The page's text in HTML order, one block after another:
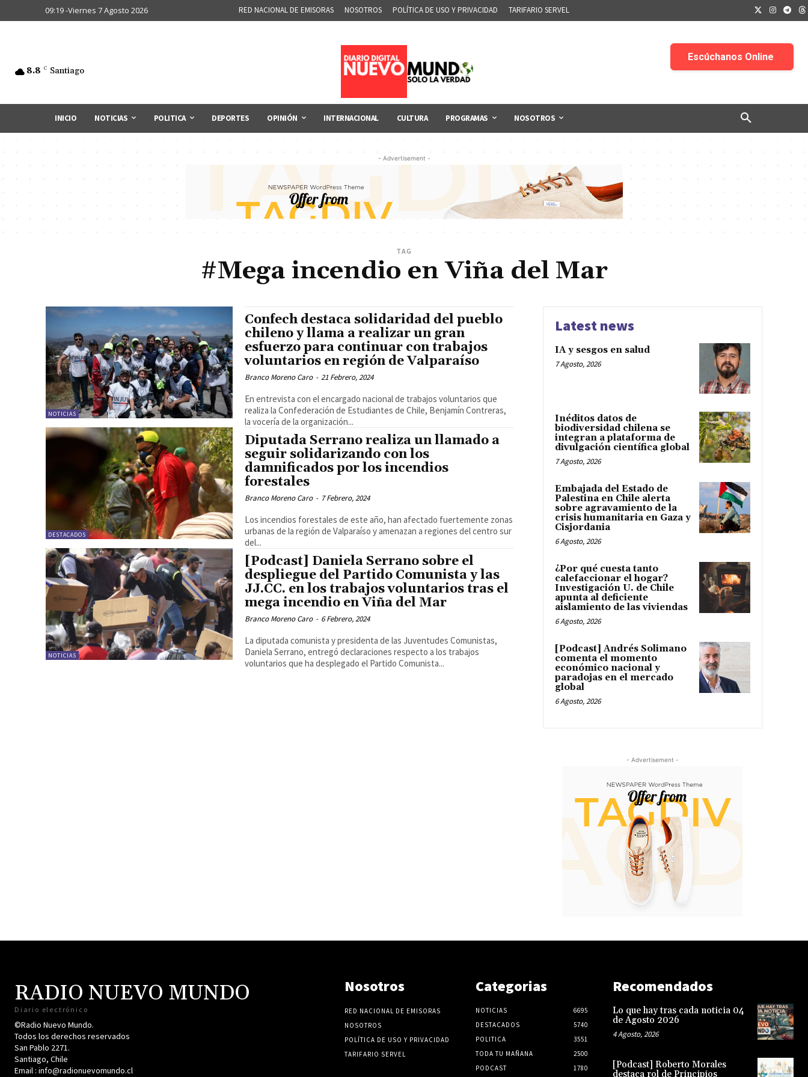
09:19 -Viernes 7 Agosto 2026 RED NACIONAL DE EMISORAS NOSOTROS POLÍTICA DE USO Y PRIVACIDAD TARIFARIO SERVEL
8.8 C Santiago
INICIO NOTICIAS POLITICA DEPORTES OPINIÓN INTERNACIONAL CULTURA PROGRAMAS NOSOTROS
- Advertisement -
TAG
#Mega incendio en Viña del Mar
NOTICIAS
Confech destaca solidaridad del pueblo
chileno y llama a realizar un gran
esfuerzo para continuar con trabajos
voluntarios en región de Valparaíso
Branco Moreno Caro - 21 Febrero, 2024
En entrevista con el encargado nacional de trabajos voluntarios que
realiza la Confederación de Estudiantes de Chile, Benjamín Contreras,
la vocería de la organización...
DESTACADOS
Diputada Serrano realiza un llamado a
seguir solidarizando con los
damnificados por los incendios
forestales
Branco Moreno Caro - 7 Febrero, 2024
Los incendios forestales de este año, han afectado fuertemente zonas
urbanas de la región de Valparaíso y amenazan a regiones del centro sur
del...
NOTICIAS
[Podcast] Daniela Serrano sobre el
despliegue del Partido Comunista y las
JJ.CC. en los trabajos voluntarios tras el
mega incendio en Viña del Mar
Branco Moreno Caro - 6 Febrero, 2024
La diputada comunista y presidenta de las Juventudes Comunistas,
Daniela Serrano, entregó declaraciones respecto a los trabajos
voluntarios que ha desplegado el Partido Comunista...
Latest news
IA y sesgos en salud
7 Agosto, 2026
Inéditos datos de
biodiversidad chilena se
integran a plataforma de
divulgación científica global
7 Agosto, 2026
Embajada del Estado de
Palestina en Chile alerta
sobre agravamiento de la
crisis humanitaria en Gaza y
Cisjordania
6 Agosto, 2026
¿Por qué cuesta tanto
calefaccionar el hogar?
Investigación U. de Chile
apunta al deficiente
aislamiento de las viviendas
6 Agosto, 2026
[Podcast] Andrés Solimano
comenta el momento
económico nacional y
paradojas en el mercado
global
6 Agosto, 2026
- Advertisement -
RADIO NUEVO MUNDO
Diario electrónico
©Radio Nuevo Mundo.
Todos los derechos reservados
San Pablo 2271.
Santiago, Chile
Email : info@radionuevomundo.cl
Nosotros
RED NACIONAL DE EMISORAS
NOSOTROS
POLÍTICA DE USO Y PRIVACIDAD
TARIFARIO SERVEL
Categorias
NOTICIAS
6695
DESTACADOS
5740
POLITICA
3551
TODA TU MAÑANA
2500
PODCAST
1780
Recomendados
Lo que hay tras cada noticia 04
de Agosto 2026
4 Agosto, 2026
[Podcast] Roberto Morales
destaca rol de Principios